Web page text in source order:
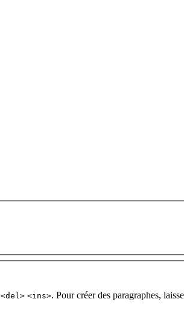
<del> <ins>. Pour créer des paragraphes,